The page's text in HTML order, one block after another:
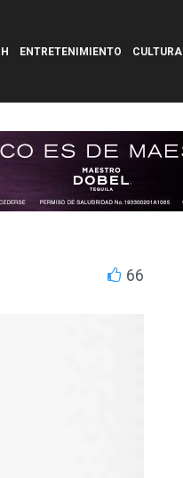
ENTRETENIMIENTO CULTURA
66